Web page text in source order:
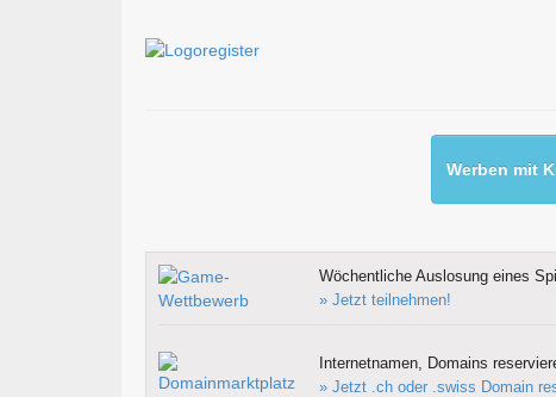
Werben mit
Wöchentliche Auslosung eines
» Jetzt teilnehmen!
Internetnamen, Domains
» Jetzt .ch oder .swiss Domain